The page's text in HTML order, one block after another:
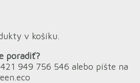
v košíku.
poradiť?
949 756 546 alebo píšte na